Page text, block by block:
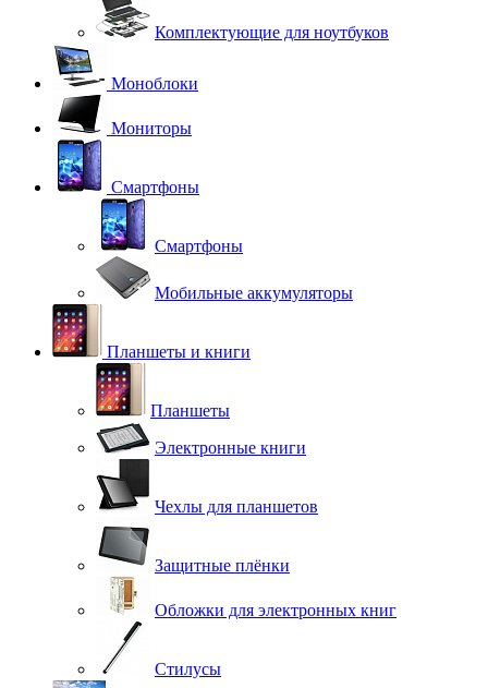
Комплектующие для ноутбуков
Моноблоки
Мониторы
Смартфоны
Смартфоны
Мобильные аккумуляторы
Планшеты и книги
Планшеты
Электронные книги
Чехлы для планшетов
Защитные плёнки
Обложки для электронных книг
Стилусы